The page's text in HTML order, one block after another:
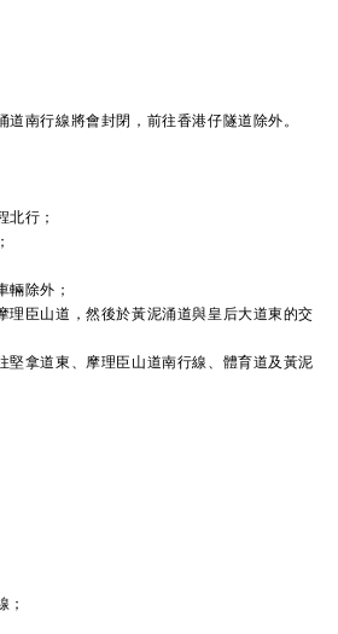
南行線將會封閉，前往香港仔隧道除外。
行；
除外；
臣山道，然後於黃泥涌道與皇后大道東的交
拿道東、摩理臣山道南行線、體育道及黃泥
；